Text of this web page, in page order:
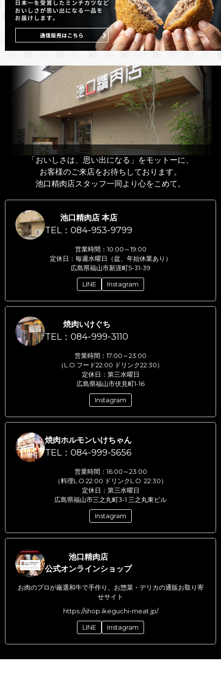
「おいしさは、思い出になる」をモットーに、
お客様のご来店をお待ちしております。
池口精肉店スタッフ一同より心をこめて。
池口精肉店 本店
TEL：084-953-9799
営業時間：10:00～19:00
定休日：毎週水曜日（盆、年始休業あり）
広島県福山市新涯町5-31-39
LINE Instagram
焼肉いけぐち
TEL：084-999-3110
営業時間：17:00～23:00
（L.O.フード22:00 ドリンク22:30）
定休日：第三水曜日
広島県福山市伏見町1-16
Instagram
焼肉ホルモンいけちゃん
TEL：084-999-5656
営業時間：16:00～23:00
（料理L.O.22:00 ドリンクL.O. 22:30）
定休日：第三水曜日
広島県福山市三之丸町3-1 三之丸東ビル
Instagram
池口精肉店
公式オンラインショップ
お肉のプロが厳選和牛で手作り、お惣菜・デリカの通販お取り寄
せサイト
https://shop.ikeguchi-meat.jp/
LINE Instagram